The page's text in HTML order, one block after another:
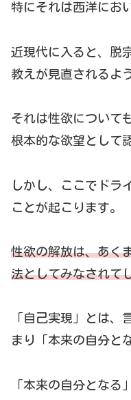
特にそれは西洋にお
近現代に入ると、脱
教えが見直されるよ
それは性欲について
根本的な欲望として
しかし、ここでドラ
ことが起こります。
性欲の解放は、あく
法としてみなされて
「自己実現」とは、
まり「本来の自分と
「本来の自分となる